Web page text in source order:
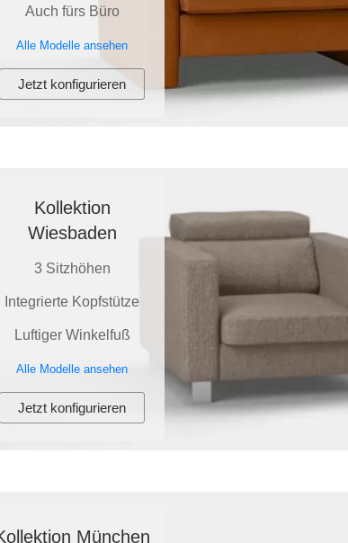
Auch fürs Büro
Alle Modelle ansehen
Jetzt konfigurieren
Kollektion
Wiesbaden
3 Sitzhöhen
Integrierte Kopfstütze
Luftiger Winkelfuß
Alle Modelle ansehen
Jetzt konfigurieren
München